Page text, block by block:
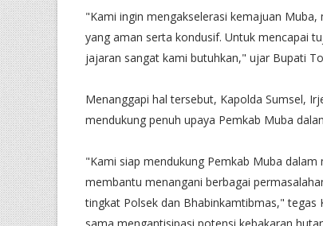
"Kami ingin mengakselerasi kemajuan
yang aman serta kondusif. Untuk mencapai
jajaran sangat kami butuhkan," ujar Bupati
Menanggapi hal tersebut, Kapolda Sumsel,
mendukung penuh upaya Pemkab Muba
"Kami siap mendukung Pemkab Muba
membantu menangani berbagai
tingkat Polsek dan Bhabinkamtibmas," tegas
sama mengantisipasi potensi kebakaran